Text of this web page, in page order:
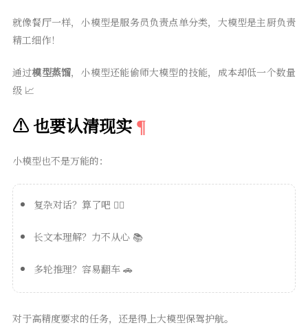
就像餐厅一样，小模型是服务员负责点单分类，大模型是主厨负责
精工细作！
通过模型蒸馏，小模型还能偷师大模型的技能，成本却低一个数量
级 📈
⚠️ 也要认清现实
小模型也不是万能的：
复杂对话？算了吧 🤷‍♀️
长文本理解？力不从心 📚
多轮推理？容易翻车 🚗
对于高精度要求的任务，还是得上大模型保驾护航。